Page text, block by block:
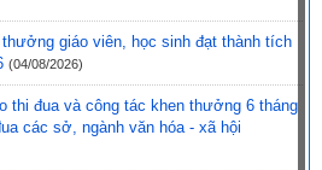
giáo viên, học sinh đạt thành tích
(04/08/2026)
thi đua và công tác khen thưởng 6 tháng
các sở, ngành văn hóa - xã hội